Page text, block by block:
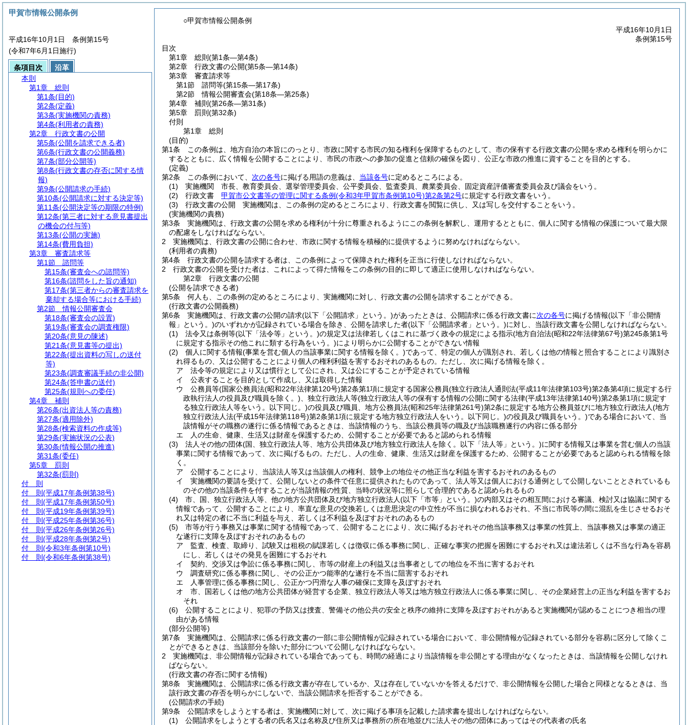
○甲賀市情報公開条例
平成16年10月1日
条例第15号
目次
第1章
総則 (第1条―第4条)
第2章
行政文書の公開(第5条―第14条)
第3章
審査請求等
第1節
諮問等(第15条―第17条)
第2節
情報公開審査会(第18条―第25条)
第4章
補則 (第26条―第31条)
第5章
罰則 (第32条)
付則
第1章
総則
(目的)
第1条
この条例は、地方自治の本旨にのっとり、市政に関する市民の知る権利を保障するものとして、市の保有する行政文書の公開を求める権利を明らかに
するとともに、広く情報を公開することにより、市民の市政への参加の促進と信頼の確保を図り、公正な市政の推進に資することを目的とする。
(定義)
第2条
この条例において、 次の各号に掲げる用語の意義は、 当該各号に定めるところによる。
(1)
実施機関 市長、教育委員会、選挙管理委員会、公平委員会、監査委員、農業委員会、固定資産評価審査委員会及び議会をいう。
(2)
行政文書 甲賀市公文書等の管理に関する条例(令和3年甲賀市条例第10号)第2条第2号に規定する行政文書をいう。
(3)
行政文書の公開 実施機関は、この条例の定めるところにより、行政文書を閲覧に供し、又は写しを交付することをいう。
(実施機関の責務)
第3条
実施機関は、行政文書の公開を求める権利が十分に尊重されるようにこの条例を解釈し、運用するとともに、個人に関する情報の保護について最大限
の配慮をしなければならない。
2
実施機関は、行政文書の公開に合わせ、市政に関する情報を積極的に提供するように努めなければならない。
(利用者の責務)
第4条
行政文書の公開を請求する者は、この条例によって保障された権利を正当に行使しなければならない。
2
行政文書の公開を受けた者は、これによって得た情報をこの条例の目的に即して適正に使用しなければならない。
第2章
行政文書の公開
(公開を請求できる者)
第5条
何人も、この条例の定めるところにより、実施機関に対し、行政文書の公開を請求することができる。
(行政文書の公開義務)
第6条
実施機関は、行政文書の公開の請求(以下「公開請求」という。)があったときは、公開請求に係る行政文書に次の各号に掲げる情報(以下「非公開情
報」という。)のいずれかが記録されている場合を除き、公開を請求した者(以下「公開請求者」という。)に対し、当該行政文書を公開しなければならない。
(1)
法令又は条例等(以下「法令等」という。)の規定又は法律若しくはこれに基づく政令の規定による指示(地方自治法(昭和22年法律第67号)第245条第1号
に規定する指示その他これに類する行為をいう。)により明らかに公開することができない情報
(2)
個人に関する情報(事業を営む個人の当該事業に関する情報を除く。)であって、特定の個人が識別され、若しくは他の情報と照合することにより識別さ
れ得るもの、又は公開することにより個人の権利利益を害するおそれのあるもの。 ただし、次に掲げる情報を除く。
ア
法令等の規定により又は慣行として公にされ、又は公にすることが予定されている情報
イ
公表することを目的として作成し、又は取得した情報
ウ
公務員等(国家公務員法(昭和22年法律第120号)第2条第1項に規定する国家公務員(独立行政法人通則法(平成11年法律第103号)第2条第4項に規定する行
政執行法人の役員及び職員を除く。) 、独立行政法人等(独立行政法人等の保有する情報の公開に関する法律(平成13年法律第140号)第2条第1項に規定す
る独立行政法人等をいう。以下同じ。)の役員及び職員、地方公務員法(昭和25年法律第261号)第2条に規定する地方公務員並びに地方独立行政法人(地方
独立行政法人法(平成15年法律第118号)第2条第1項に規定する地方独立行政法人をいう。以下同じ。)の役員及び職員をいう。)である場合において、当
該情報がその職務の遂行に係る情報であるときは、当該情報のうち、当該公務員等の職及び当該職務遂行の内容に係る部分
エ
人の生命、健康、生活又は財産を保護するため、公開することが必要であると認められる情報
(3)
法人その他の団体(国、独立行政法人等、地方公共団体及び地方独立行政法人を除く。以下「法人等」という。)に関する情報又は事業を営む個人の当該
事業に関する情報であって、次に掲げるもの。 ただし、人の生命、健康、生活又は財産を保護するため、公開することが必要であると認められる情報を除
く。
ア
公開することにより、当該法人等又は当該個人の権利、競争上の地位その他正当な利益を害するおそれのあるもの
イ
実施機関の要請を受けて、公開しないとの条件で任意に提供されたものであって、法人等又は個人における通例として公開しないこととされているも
のその他の当該条件を付することが当該情報の性質、当時の状況等に照らして合理的であると認められるもの
(4)
市、国、独立行政法人等、他の地方公共団体及び地方独立行政法人(以下「市等」という。)の内部又はその相互間における審議、検討又は協議に関する
情報であって、公開することにより、率直な意見の交換若しくは意思決定の中立性が不当に損なわれるおそれ、不当に市民等の間に混乱を生じさせるおそ
れ又は特定の者に不当に利益を与え、若しくは不利益を及ぼすおそれのあるもの
(5)
市等が行う事務又は事業に関する情報であって、公開することにより、次に掲げるおそれその他当該事務又は事業の性質上、当該事務又は事業の適正
な遂行に支障を及ぼすおそれのあるもの
ア
監査、検査、取締り、試験又は租税の賦課若しくは徴収に係る事務に関し、正確な事実の把握を困難にするおそれ又は違法若しくは不当な行為を容易
にし、若しくはその発見を困難にするおそれ
イ
契約、交渉又は争訟に係る事務に関し、市等の財産上の利益又は当事者としての地位を不当に害するおそれ
ウ
調査研究に係る事務に関し、その公正かつ能率的な遂行を不当に阻害するおそれ
エ
人事管理に係る事務に関し、公正かつ円滑な人事の確保に支障を及ぼすおそれ
オ
市、国若しくは他の地方公共団体が経営する企業、独立行政法人等又は地方独立行政法人に係る事業に関し、その企業経営上の正当な利益を害するお
それ
(6)
公開することにより、犯罪の予防又は捜査、警備その他公共の安全と秩序の維持に支障を及ぼすおそれがあると実施機関が認めることにつき相当の理
由がある情報
(部分公開等)
第7条
実施機関は、公開請求に係る行政文書の一部に非公開情報が記録されている場合において、非公開情報が記録されている部分を容易に区分して除くこ
とができるときは、当該部分を除いた部分について公開しなければならない。
2
実施機関は、非公開情報が記録されている場合であっても、時間の経過により当該情報を非公開とする理由がなくなったときは、当該情報を公開しなけれ
ばならない。
(行政文書の存否に関する情報)
第8条
実施機関は、公開請求に係る行政文書が存在しているか、又は存在していないかを答えるだけで、非公開情報を公開した場合と同様となるときは、当
該行政文書の存否を明らかにしないで、当該公開請求を拒否することができる。
(公開請求の手続)
第9条
公開請求をしようとする者は、実施機関に対して、次に掲げる事項を記載した請求書を提出しなければならない。
(1)
公開請求をしようとする者の氏名又は名称及び住所又は事務所の所在地並びに法人その他の団体にあってはその代表者の氏名
甲賀市情報公開条例
平成16年10月1日 条例第15号
(令和7年6月1日施行)
条項目次
沿革
本則
第1章
総則
第1条(目的)
第2条(定義)
第3条(実施機関の責務)
第4条(利用者の責務)
第2章
行政文書の公開
第5条(公開を請求できる者)
第6条(行政文書の公開義務)
第7条(部分公開等)
第8条(行政文書の存否に関する情
報)
第9条(公開請求の手続)
第10条(公開請求に対する決定等)
第11条(公開決定等の期限の特例)
第12条(第三者に対する意見書提出
の機会の付与等)
第13条(公開の実施)
第14条(費用負担)
第3章
審査請求等
第1節
諮問等
第15条(審査会への諮問等)
第16条(諮問をした旨の通知)
第17条(第三者からの審査請求を
棄却する場合等における手続)
第2節
情報公開審査会
第18条(審査会の設置)
第19条(審査会の調査権限)
第20条(意見の陳述)
第21条(意見書等の提出)
第22条(提出資料の写しの送付
等)
第23条(調査審議手続の非公開)
第24条(答申書の送付)
第25条(規則への委任)
第4章
補則
第26条(出資法人等の責務)
第27条(適用除外)
第28条(検索資料の作成等)
第29条(実施状況の公表)
第30条(情報公開の推進)
第31条(委任)
第5章
罰則
第32条(罰則)
付 則
付 則 (平成17年条例第38号)
付 則 (平成17年条例第50号)
付 則 (平成19年条例第39号)
付 則 (平成25年条例第36号)
付 則 (平成26年条例第26号)
付 則 (平成28年条例第2号)
付 則 (令和3年条例第10号)
付 則 (令和6年条例第38号)